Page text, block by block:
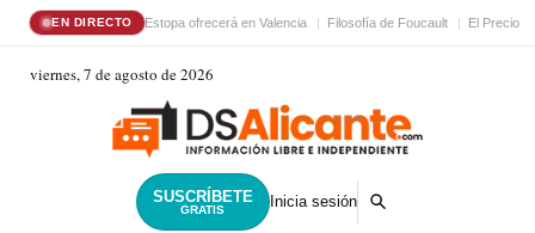
EN DIRECTO Estopa ofrecerá en Valencia Filosofía de Foucault El Precio
viernes, 7 de agosto de 2026
SUSCRÍBETE
GRATIS Inicia sesión